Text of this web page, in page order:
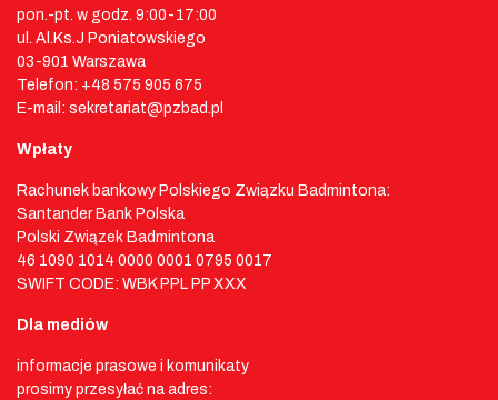
pon.-pt. w godz. 9:00-17:00
ul. Al.Ks.J Poniatowskiego
03-901 Warszawa
Telefon: +48 575 905 675
E-mail: sekretariat@pzbad.pl
Wpłaty
Rachunek bankowy Polskiego Związku Badmintona:
Santander Bank Polska
Polski Związek Badmintona
46 1090 1014 0000 0001 0795 0017
SWIFT CODE: WBK PPL PP XXX
Dla mediów
informacje prasowe i komunikaty
prosimy przesyłać na adres: